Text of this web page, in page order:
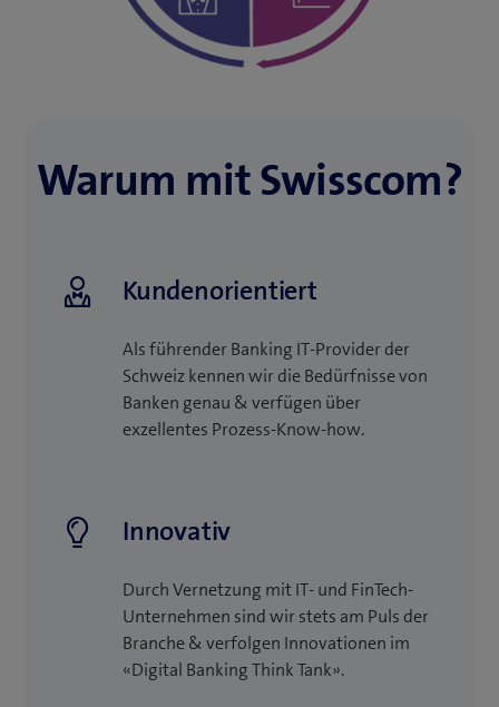
Warum mit Swisscom?
Kundenorientiert
Als führender Banking IT-Provider der
Schweiz kennen wir die Bedürfnisse von
Banken genau & verfügen über
exzellentes Prozess-Know-how.
Innovativ
Durch Vernetzung mit IT- und FinTech-
Unternehmen sind wir stets am Puls der
Branche & verfolgen Innovationen im
«Digital Banking Think Tank».